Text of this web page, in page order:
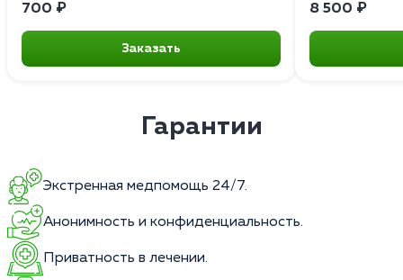
700 ₽
Заказать
8 500 ₽
Гарантии
Экстренная медпомощь 24/7.
Анонимность и конфиденциальность.
Приватность в лечении.